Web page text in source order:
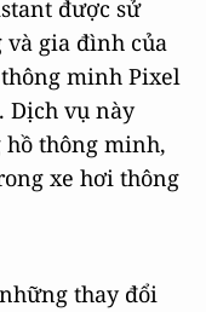
được sử
gia đình của
minh Pixel
Dịch vụ này
hồ thông minh,
xe hơi thông
thay đổi